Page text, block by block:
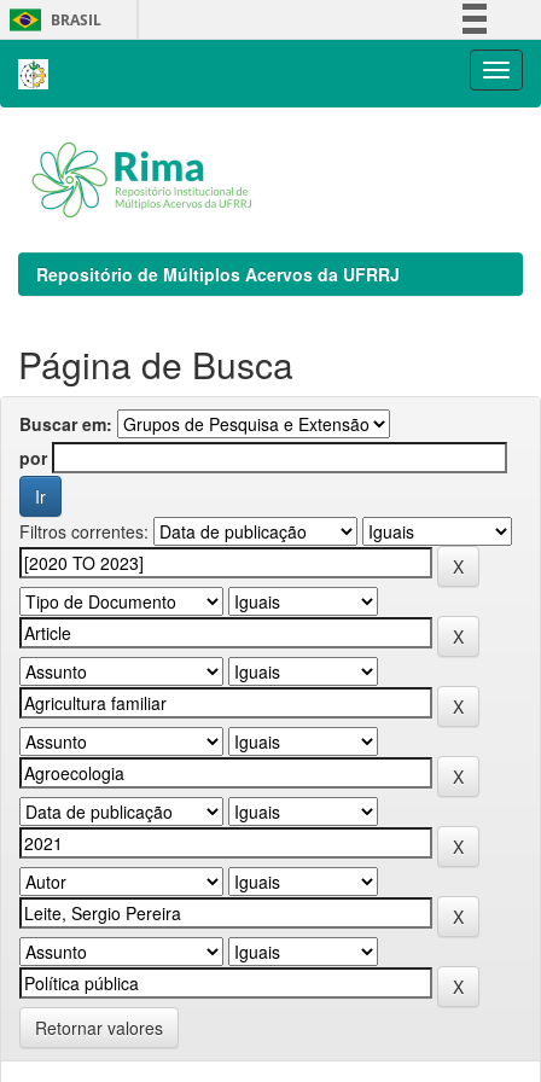
Skip
navigation
BRASIL
Repositório de Múltiplos Acervos da UFRRJ
Página de Busca
Buscar em:
por
Filtros correntes:
Retornar valores